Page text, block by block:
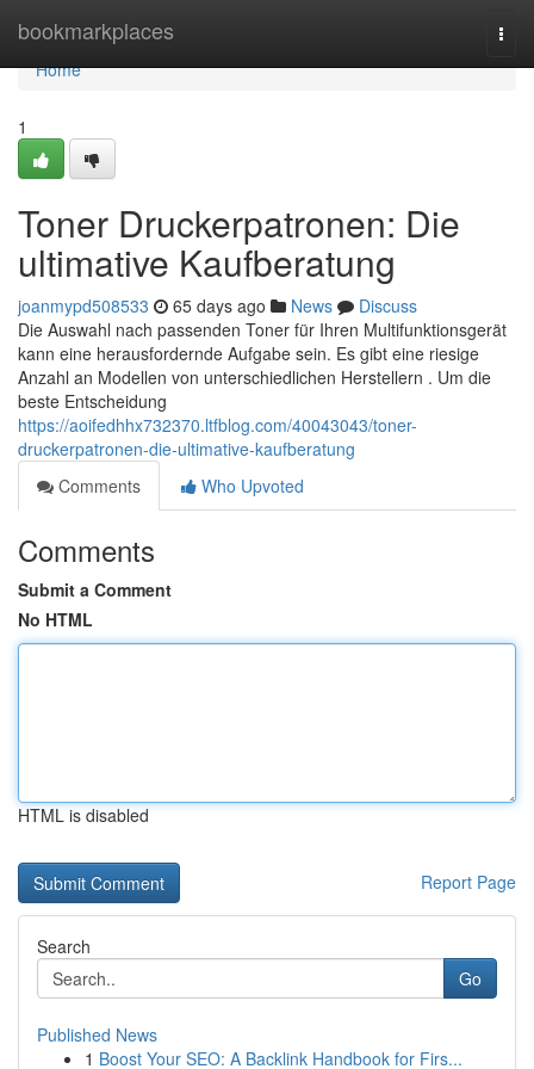
bookmarkplaces
Home
Home
1
Toner Druckerpatronen: Die
ultimative Kaufberatung
joanmypd508533 65 days ago News
Discuss
Die Auswahl nach passenden Toner für Ihren Multifunktionsgerät
kann eine herausfordernde Aufgabe sein. Es gibt eine riesige
Anzahl an Modellen von unterschiedlichen Herstellern . Um die
beste Entscheidung
https://aoifedhhx732370.ltfblog.com/40043043/toner-
druckerpatronen-die-ultimative-kaufberatung
Comments
Who Upvoted
Comments
Submit a Comment
No HTML
HTML is disabled
Report Page
Search
Go
Published News
1 Boost Your SEO: A Backlink Handbook for Firs...